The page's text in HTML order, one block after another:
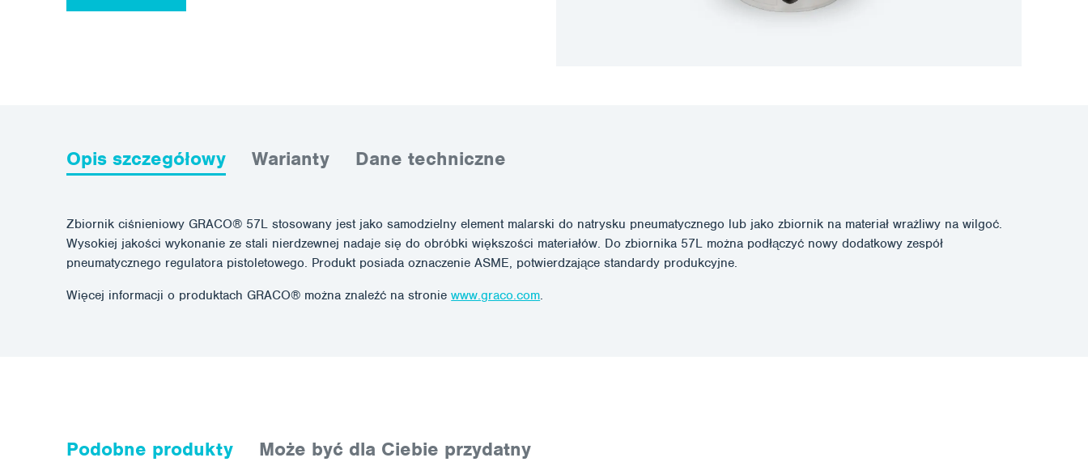
Opis szczegółowy Warianty Dane techniczne
Zbiornik ciśnieniowy GRACO® 57L stosowany jest jako samodzielny element malarski do natrysku pneumatycznego lub jako zbiornik na materiał wrażliwy na wilgoć.
Wysokiej jakości wykonanie ze stali nierdzewnej nadaje się do obróbki większości materiałów. Do zbiornika 57L można podłączyć nowy dodatkowy zespół
pneumatycznego regulatora pistoletowego. Produkt posiada oznaczenie ASME, potwierdzające standardy produkcyjne.
Więcej informacji o produktach GRACO® można znaleźć na stroniewww.graco.com.
Podobne produkty Może być dla Ciebie przydatny